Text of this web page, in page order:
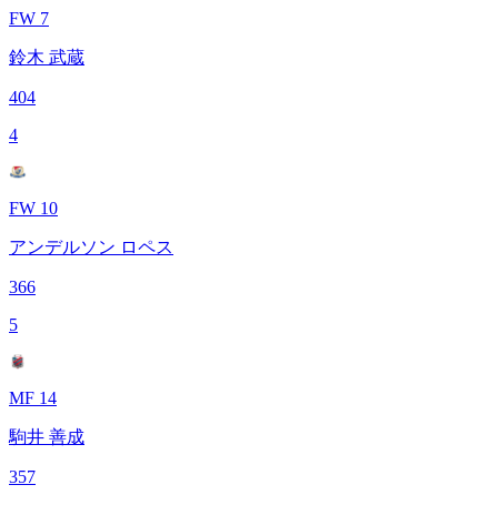
FW 7
鈴木 武蔵
404
4
FW 10
アンデルソン ロペス
366
5
MF 14
駒井 善成
357